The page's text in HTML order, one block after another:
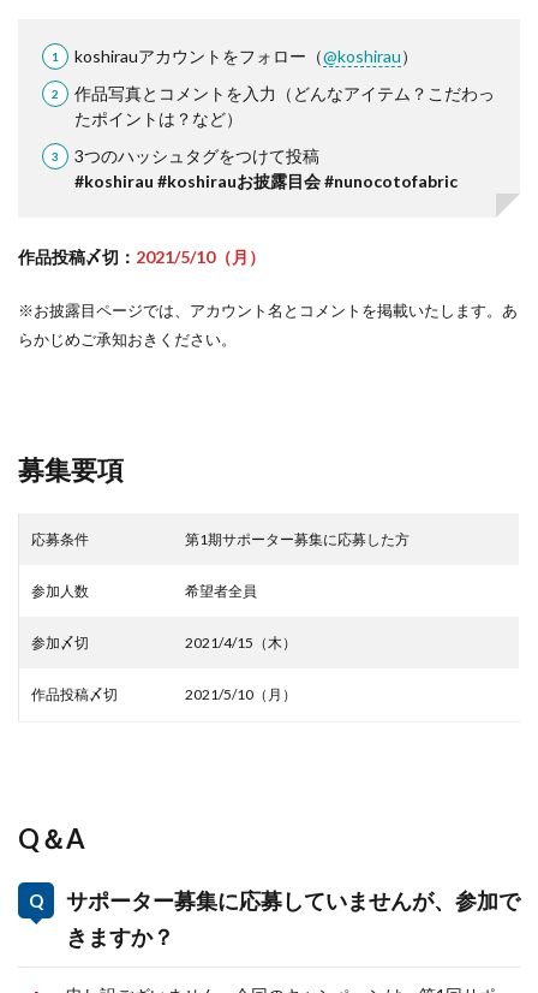
koshirauアカウントをフォロー（@koshirau）
作品写真とコメントを入力（どんなアイテム？こだわっ
たポイントは？など）
3つのハッシュタグをつけて投稿
#koshirau #koshirauお披露目会 #nunocotofabric
作品投稿〆切： 2021/5/10（月）
※お披露目ページでは、アカウント名とコメントを掲載いたします。あ
らかじめご承知おきください。
募集要項
応募条件 第1期サポーター募集に応募した方
参加人数 希望者全員
参加〆切 2021/4/15（木）
作品投稿〆切 2021/5/10（月）
Q＆A
サポーター募集に応募していませんが、参加で
きますか？